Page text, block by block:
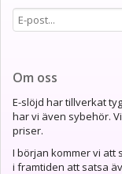
Om oss
E-slöjd har tillverkat
har vi även sybehör.
priser.
I början kommer vi att
i framtiden att satsa